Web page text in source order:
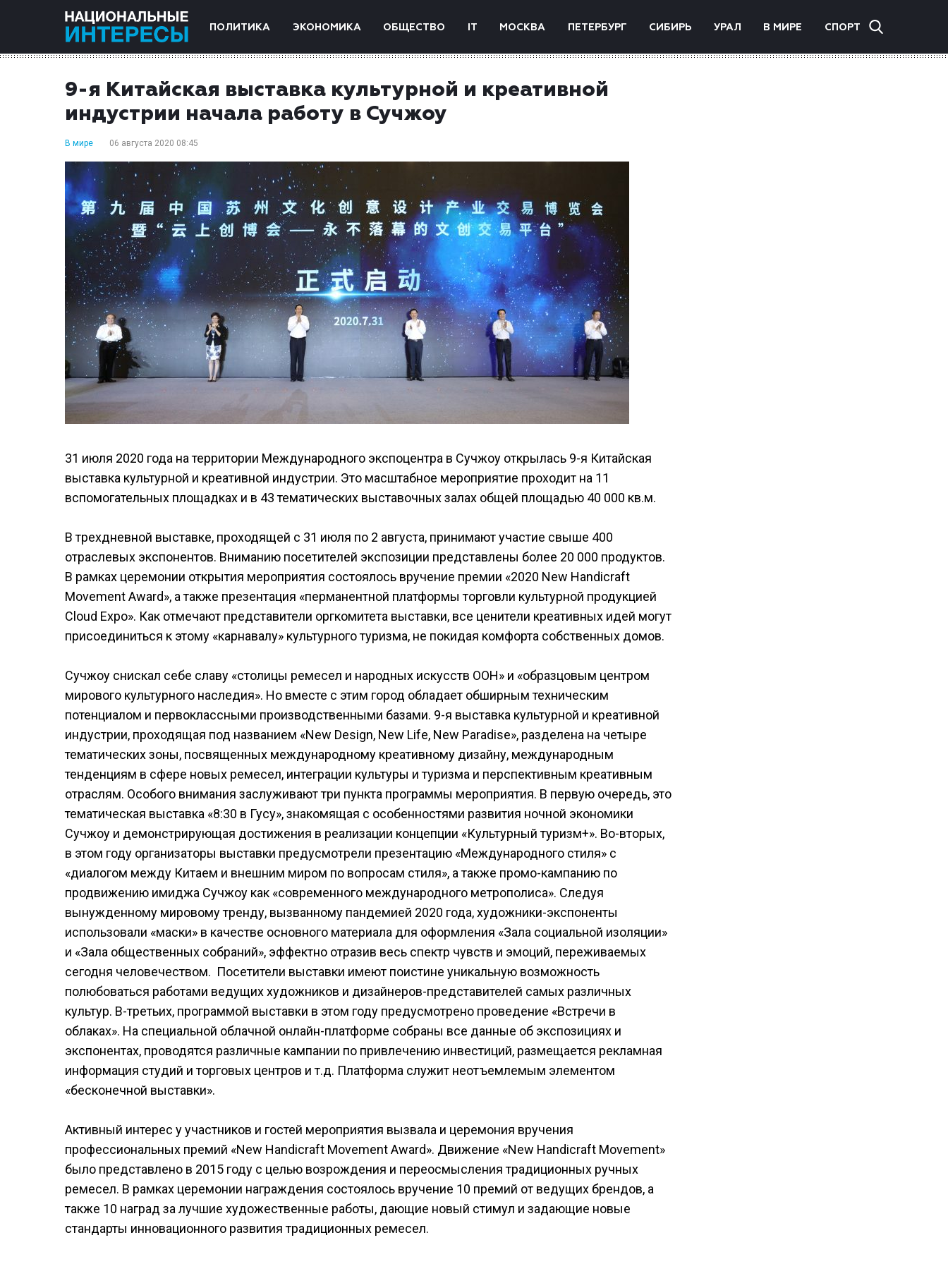
ПОЛИТИКА ЭКОНОМИКА ОБЩЕСТВО IT МОСКВА ПЕТЕРБУРГ СИБИРЬ УРАЛ В МИРЕ СПОРТ
9-я Китайская выставка культурной и креативной
индустрии начала работу в Сучжоу
В мире 06 августа 2020 08:45
31 июля 2020 года на территории Международного экспоцентра в Сучжоу открылась 9-я Китайская
выставка культурной и креативной индустрии. Это масштабное мероприятие проходит на 11
вспомогательных площадках и в 43 тематических выставочных залах общей площадью 40 000 кв.м.
В трехдневной выставке, проходящей с 31 июля по 2 августа, принимают участие свыше 400
отраслевых экспонентов. Вниманию посетителей экспозиции представлены более 20 000 продуктов.
В рамках церемонии открытия мероприятия состоялось вручение премии «2020 New Handicraft
Movement Award», а также презентация «перманентной платформы торговли культурной продукцией
Cloud Expo». Как отмечают представители оргкомитета выставки, все ценители креативных идей могут
присоединиться к этому «карнавалу» культурного туризма, не покидая комфорта собственных домов.
Сучжоу снискал себе славу «столицы ремесел и народных искусств ООН» и «образцовым центром
мирового культурного наследия». Но вместе с этим город обладает обширным техническим
потенциалом и первоклассными производственными базами. 9-я выставка культурной и креативной
индустрии, проходящая под названием «New Design, New Life, New Paradise», разделена на четыре
тематических зоны, посвященных международному креативному дизайну, международным
тенденциям в сфере новых ремесел, интеграции культуры и туризма и перспективным креативным
отраслям. Особого внимания заслуживают три пункта программы мероприятия. В первую очередь, это
тематическая выставка «8:30 в Гусу», знакомящая с особенностями развития ночной экономики
Сучжоу и демонстрирующая достижения в реализации концепции «Культурный туризм+». Во-вторых,
в этом году организаторы выставки предусмотрели презентацию «Международного стиля» с
«диалогом между Китаем и внешним миром по вопросам стиля», а также промо-кампанию по
продвижению имиджа Сучжоу как «современного международного метрополиса». Следуя
вынужденному мировому тренду, вызванному пандемией 2020 года, художники-экспоненты
использовали «маски» в качестве основного материала для оформления «Зала социальной изоляции»
и «Зала общественных собраний», эффектно отразив весь спектр чувств и эмоций, переживаемых
сегодня человечеством. Посетители выставки имеют поистине уникальную возможность
полюбоваться работами ведущих художников и дизайнеров-представителей самых различных
культур. В-третьих, программой выставки в этом году предусмотрено проведение «Встречи в
облаках». На специальной облачной онлайн-платформе собраны все данные об экспозициях и
экспонентах, проводятся различные кампании по привлечению инвестиций, размещается рекламная
информация студий и торговых центров и т.д. Платформа служит неотъемлемым элементом
«бесконечной выставки».
Активный интерес у участников и гостей мероприятия вызвала и церемония вручения
профессиональных премий «New Handicraft Movement Award». Движение «New Handicraft Movement»
было представлено в 2015 году с целью возрождения и переосмысления традиционных ручных
ремесел. В рамках церемонии награждения состоялось вручение 10 премий от ведущих брендов, а
также 10 наград за лучшие художественные работы, дающие новый стимул и задающие новые
стандарты инновационного развития традиционных ремесел.